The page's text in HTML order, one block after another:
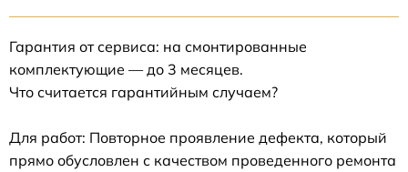
Гарантия от сервиса: на смонтированные
комплектующие — до 3 месяцев.
Что считается гарантийным случаем?
Для работ: Повторное проявление дефекта, который
прямо обусловлен с качеством проведенного ремонта